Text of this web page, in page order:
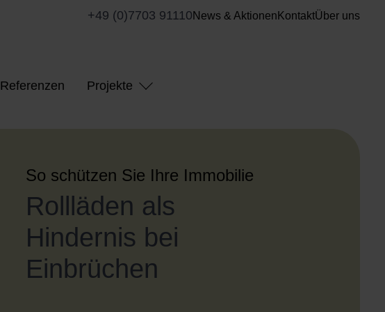
+49 (0)7703 91110 News & Aktionen KontaktÜber uns
Referenzen Projekte
So schützen Sie Ihre Immobilie
Rollläden als
Hindernis bei
Einbrüchen